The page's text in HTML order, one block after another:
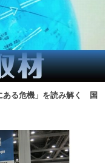
ある危機」を読み解く 国